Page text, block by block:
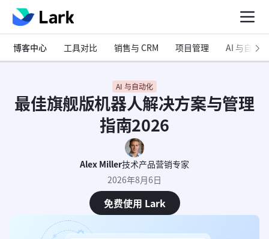
博客中心 工具对比 销售与 CRM 项目管理 AI 与自动化
AI 与自动化
最佳旗舰版机器人解决方案与管理
指南2026
Alex Miller技术产品营销专家
2026年8月6日
免费使用 Lark